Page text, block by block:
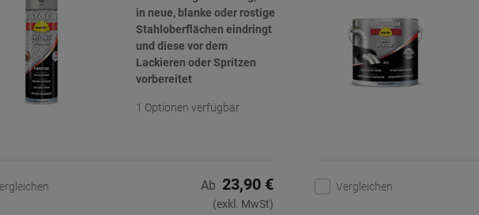
in neue, blanke oder rostige
Stahloberflächen eindringt
und diese vor dem
Lackieren oder Spritzen
vorbereitet
1 Optionen verfügbar
Ab 23,90 €
(exkl. MwSt)
Vergleichen